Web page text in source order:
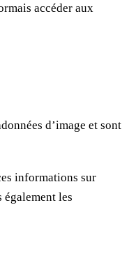
accéder aux
d’image et sont
informations sur
également les